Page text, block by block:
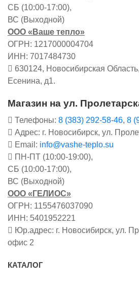
СБ (10:00-17:00),
ВС (Выходной)
ООО «Ваше тепло»
ОГРН: 1217000004704
ИНН: 7017484730
630124, Новосибирская
Есенина, д1.
Магазин на ул.
Телефоны: 8 (383) 292-58-46, 8
Адрес: г. Новосибирск, ул.
Email: info@vashe-teplo.su
ПН-ПТ (10:00-19:00),
СБ (10:00-17:00),
ВС (Выходной)
ООО «ГЕЛИОС»
ОГРН: 1155476037090
ИНН: 5401952221
Юр.адрес: г. Новосибирск, ул.
офис 2
КАТАЛОГ